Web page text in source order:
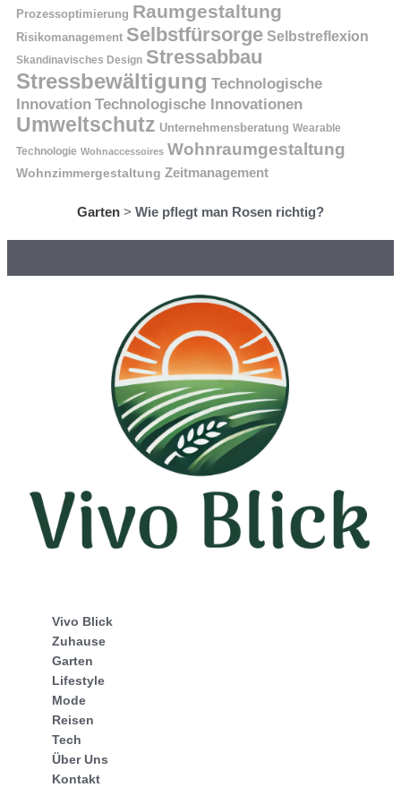
Prozessoptimierung Raumgestaltung
Risikomanagement Selbstfürsorge Selbstreflexion
Skandinavisches Design Stressabbau
Stressbewältigung Technologische
Innovation Technologische Innovationen
Umweltschutz Unternehmensberatung Wearable
Technologie Wohnaccessoires Wohnraumgestaltung
Wohnzimmergestaltung Zeitmanagement
Garten > Wie pflegt man Rosen richtig?
Vivo Blick
Zuhause
Garten
Lifestyle
Mode
Reisen
Tech
Über Uns
Kontakt